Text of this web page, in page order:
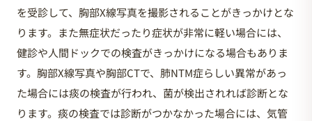
を受診して、胸部X線写真を撮影されることがきっかけとな
ります。また無症状だったり症状が非常に軽い場合には、
健診や人間ドックでの検査がきっかけになる場合もありま
す。胸部X線写真や胸部CTで、肺NTM症らしい異常があっ
た場合には痰の検査が行われ、菌が検出されれば診断とな
ります。痰の検査では診断がつかなかった場合には、気管